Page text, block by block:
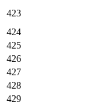
423
424
425
426
427
428
429